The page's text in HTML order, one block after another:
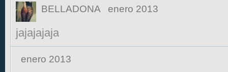
BELLADONA enero 2013
jajajajaja
enero 2013